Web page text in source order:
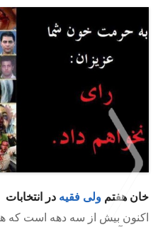
خان هفتم ولی فقیه در انتخابات
اکنون بیش از سه دهه است که